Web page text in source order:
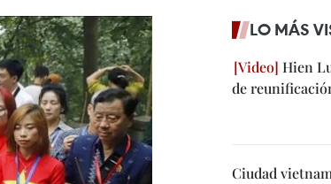
LO MÁS
Hien
de
Ciudad